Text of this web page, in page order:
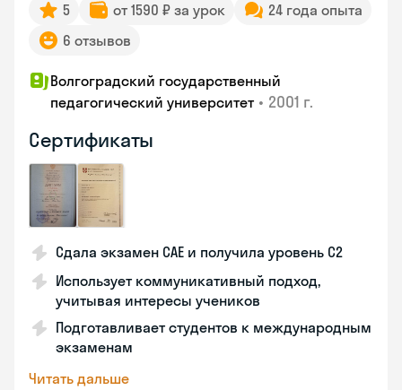
5 от 1590 ₽ за урок
24 года опыта
6 отзывов
Волгоградский государственный
педагогический университет • 2001 г.
Сертификаты
Сдала экзамен CAE и получила уровень С2
Использует коммуникативный подход,
учитывая интересы учеников
Подготавливает студентов к международным
экзаменам
Читать дальше